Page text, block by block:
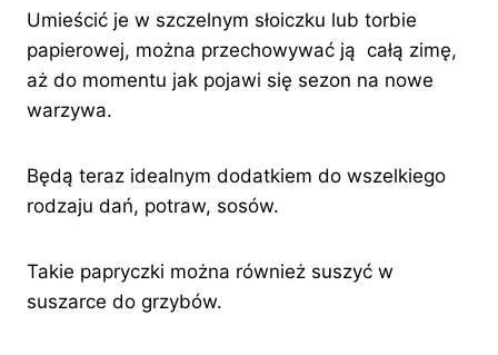
Umieścić je w szczelnym słoiczku lub torbie
papierowej, można przechowywać ją całą zimę,
aż do momentu jak pojawi się sezon na nowe
warzywa.
Będą teraz idealnym dodatkiem do wszelkiego
rodzaju dań, potraw, sosów.
Takie papryczki można również suszyć w
suszarce do grzybów.